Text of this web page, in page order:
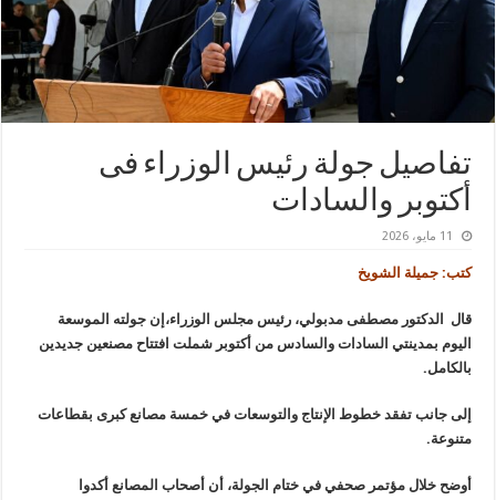
تفاصيل جولة رئيس الوزراء فى
أكتوبر والسادات
11 مايو، 2026
كتب: جميلة الشويخ
قال الدكتور مصطفى مدبولي، رئيس مجلس الوزراء،إن جولته الموسعة
اليوم بمدينتي السادات والسادس من أكتوبر شملت افتتاح مصنعين جديدين
بالكامل.
إلى جانب تفقد خطوط الإنتاج والتوسعات في خمسة مصانع كبرى بقطاعات
متنوعة.
أوضح خلال مؤتمر صحفي في ختام الجولة، أن أصحاب المصانع أكدوا